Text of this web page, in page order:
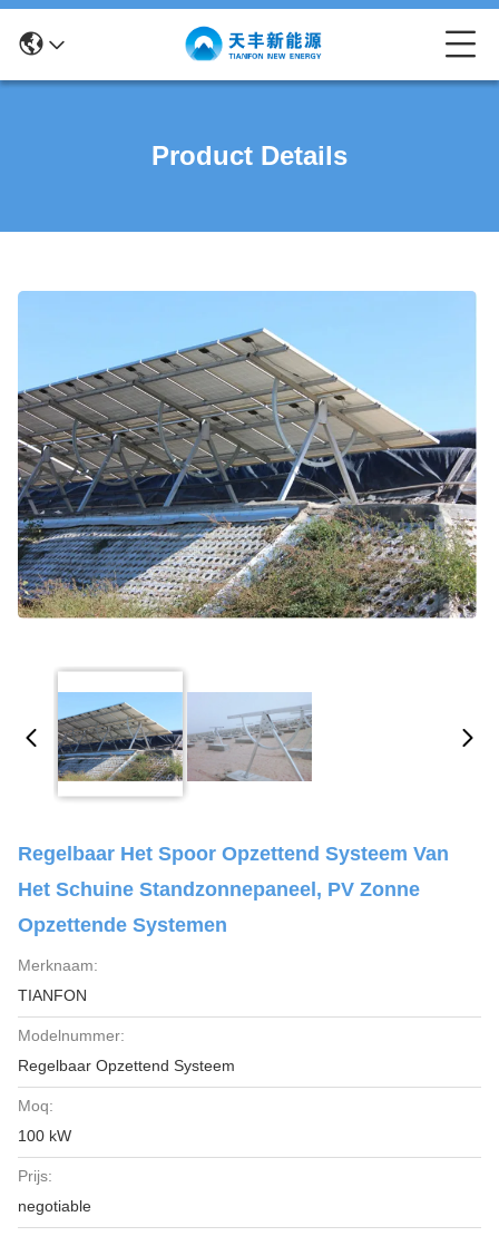
Product Details
Regelbaar Het Spoor Opzettend Systeem Van
Het Schuine Standzonnepaneel, PV Zonne
Opzettende Systemen
Merknaam:
TIANFON
Modelnummer:
Regelbaar Opzettend Systeem
Moq:
100 kW
Prijs:
negotiable